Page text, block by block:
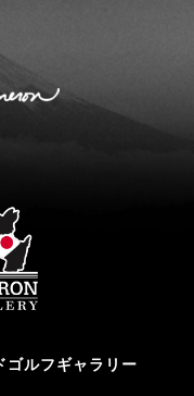
ゴルフギャラリー